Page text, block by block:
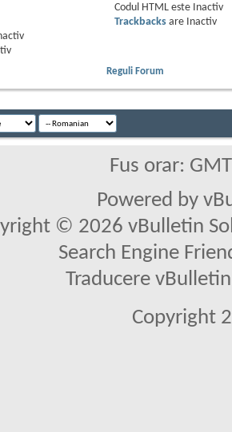
Codul HTML este
Inactiv
Trackbacksare
Inactiv
Reguli Forum
Fus orar:
Powered by
© 2026 vBulletin
Search Engine
Traducere
Copyright